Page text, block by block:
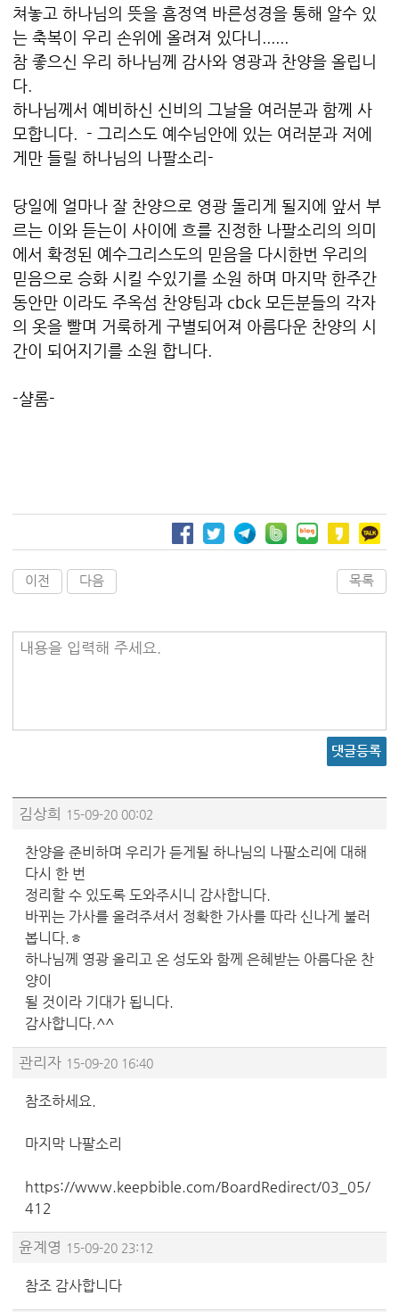
쳐놓고 하나님의 뜻을 흠정역 바른성경을 통해 알수 있
는 축복이 우리 손위에 올려져 있다니......
참 좋으신 우리 하나님께 감사와 영광과 찬양을 올립니
다.
하나님께서 예비하신 신비의 그날을 여러분과 함께 사
모합니다. - 그리스도 예수님안에 있는 여러분과 저에
게만 들릴 하나님의 나팔소리-
당일에 얼마나 잘 찬양으로 영광 돌리게 될지에 앞서 부
르는 이와 듣는이 사이에 흐를 진정한 나팔소리의 의미
에서 확정된 예수그리스도의 믿음을 다시한번 우리의
믿음으로 승화 시킬 수있기를 소원 하며 마지막 한주간
동안만 이라도 주옥섬 찬양팀과 cbck 모든분들의 각자
의 옷을 빨며 거룩하게 구별되어져 아름다운 찬양의 시
간이 되어지기를 소원 합니다.
-샬롬-
이전 다음 목록
내용을 입력해 주세요.
댓글등록
김상희 15-09-20 00:02
찬양을 준비하며 우리가 듣게될 하나님의 나팔소리에 대해
다시 한 번
정리할 수 있도록 도와주시니 감사합니다.
바뀌는 가사를 올려주셔서 정확한 가사를 따라 신나게 불러
봅니다.ㅎ
하나님께 영광 올리고 온 성도와 함께 은혜받는 아름다운 찬
양이
될 것이라 기대가 됩니다.
감사합니다.^^
관리자 15-09-20 16:40
참조하세요.
마지막 나팔소리
https://www.keepbible.com/BoardRedirect/03_05/
412
윤계영 15-09-20 23:12
참조 감사합니다